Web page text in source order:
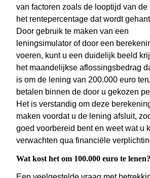
van factoren zoals de looptijd van de
het rentepercentage dat wordt
Door gebruik te maken van een
leningsimulator of door een
voeren, kunt u een duidelijk beeld
het maandelijkse aflossingsbedrag
is om de lening van 200.000 euro
betalen binnen de door u gekozen
Het is verstandig om deze
maken voordat u de lening afsluit,
goed voorbereid bent en weet wat u
verwachten qua financiële
Wat kost het om 100.000 euro te lenen?